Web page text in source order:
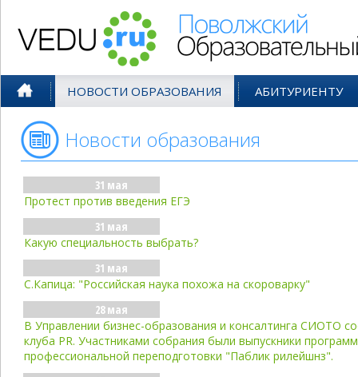
НОВОСТИ ОБРАЗОВАНИЯ АБИТУРИЕНТУ
Новости образования
31 мая
Протест против введения ЕГЭ
31 мая
Какую специальность выбрать?
31 мая
C.Капица: "Российская наука похожа на скороварку"
28 мая
В Управлении бизнес-образования и консалтинга СИОТО
клуба PR. Участниками собрания были выпускники
профессиональной переподготовки "Паблик рилейшнз".